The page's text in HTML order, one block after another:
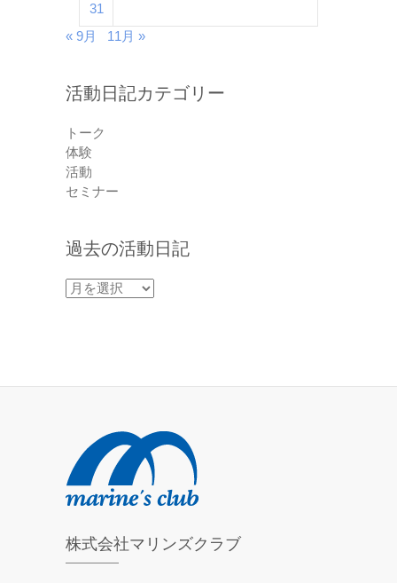
31
« 9月
11月 »
活動日記カテゴリー
トーク
体験
活動
セミナー
過去の活動日記
過
日
株式会社マリンズクラブ